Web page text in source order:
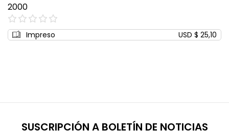
2000
0%
Impreso USD $ 25,10
SUSCRIPCIÓN A BOLETÍN DE NOTICIAS